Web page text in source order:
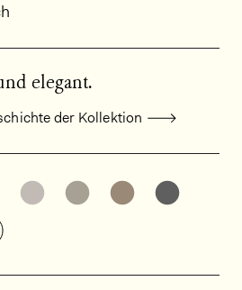
elegant.
der Kollektion
Weitere Varianten entdecken:
Weitere Varianten
Weitere Varianten
Weitere
Weitere Varianten entdecken: